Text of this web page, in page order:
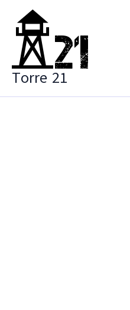
contenuto
Torre 21